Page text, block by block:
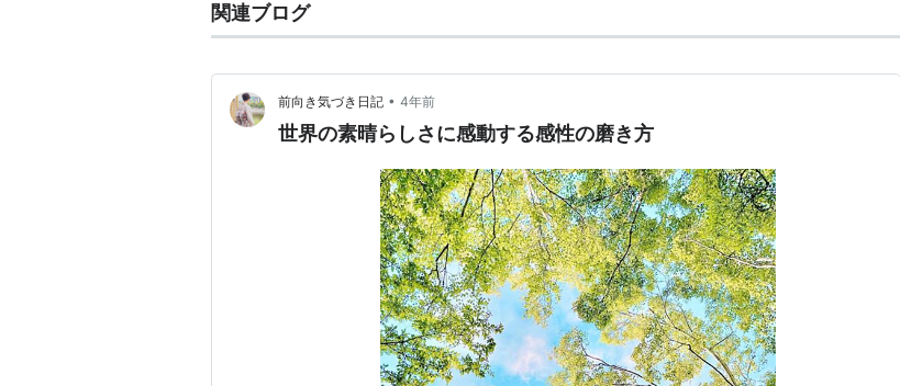
関連ブログ
前向き気づき日記 • 4年前
世界の素晴らしさに感動する感性の磨き方